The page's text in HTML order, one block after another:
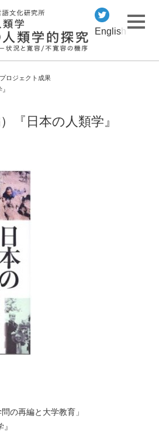
English
ロジェクト成果
『日本の人類学』
の再編と大学教育」